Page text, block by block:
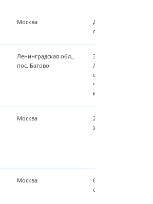
Москва
Дозирующие
обратного осмоса
Ленинградская обл.,
пос. Батово
ЗАО «Гатчинские
Ленинградская обл.,
одноступенчатое
час —
котлов 2009
Москва
25 м³/ч -
УФ обеззараживание
Москва
60 м³/ч -
обеззараживание, 5